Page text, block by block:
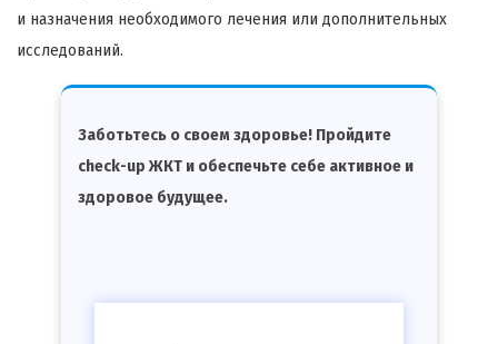
и назначения необходимого лечения или дополнительных
исследований.
Заботьтесь о своем здоровье! Пройдите
check-up ЖКТ и обеспечьте себе активное и
здоровое будущее.